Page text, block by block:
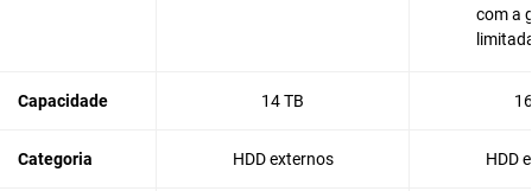
com a
Capacidade 14 TB
Categoria HDD externos HDD